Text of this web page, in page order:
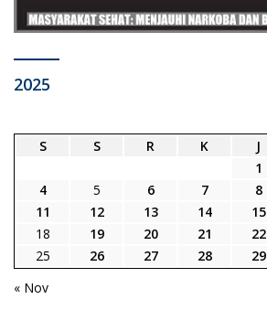
2025
S
S R K J
1
4
5 6 7 8
11
12 13 14 15
18
19 20 21 22
25
26 27 28 29
« Nov